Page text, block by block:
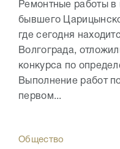
Ремонтные работы в
бывшего
где сегодня
Волгограда,
конкурса по
Выполнение работ
первом...
Общество